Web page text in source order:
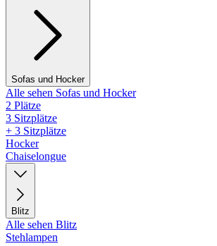
Sofas und Hocker
Alle sehen Sofas und Hocker
2 Plätze
3 Sitzplätze
+ 3 Sitzplätze
Hocker
Chaiselongue
Blitz
Alle sehen Blitz
Stehlampen